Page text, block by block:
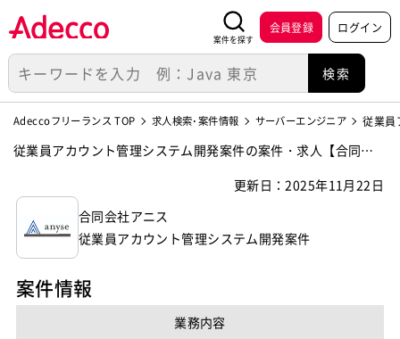
案件を探す
会員登録 ログイン
Adeccoフリーランス TOP 求人検索･案件情報 サーバーエンジニア 従業員
従業員アカウント管理システム開発案件の案件・求人【合同会
更新日：2025年11月22日
合同会社アニス
従業員アカウント管理システム開発案件
案件情報
業務内容